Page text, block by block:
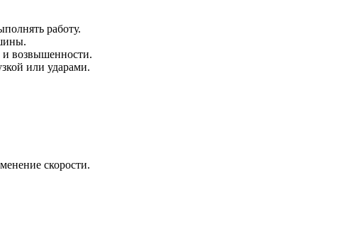
работу.
и возвышенности.
или ударами.
скорости.